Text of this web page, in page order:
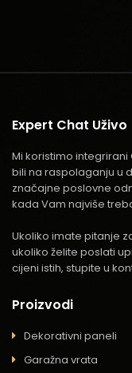
Expert Chat Uživo
Mi koristimo
bili na raspolaganju u
značajne poslovne
kada Vam najviše
Ukoliko imate pitanje
ukoliko želite poslati
cijeni istih, stupite u
Proizvodi
Dekorativni paneli
Garažna vrata